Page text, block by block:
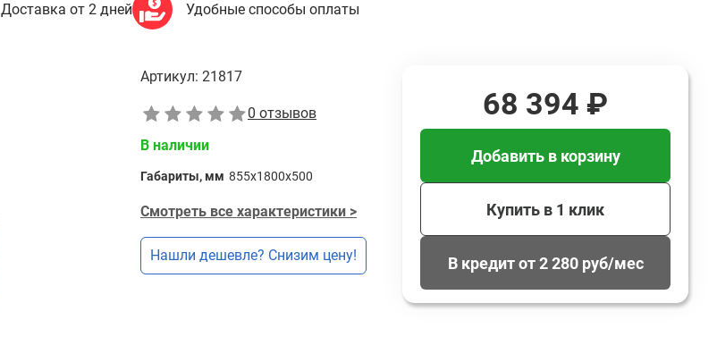
Доставка от 2 дней Удобные способы оплаты
Артикул: 21817
0 отзывов
В наличии
Габариты, мм 855x1800x500
Смотреть все характеристики >
Нашли дешевле? Снизим цену!
68 394 ₽
Добавить в корзину
Купить в 1 клик
В кредит от 2 280 руб/мес